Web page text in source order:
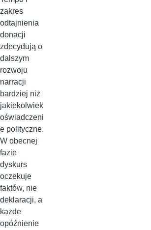
zakres
odtajnienia
donacji
zdecydują o
dalszym
rozwoju
narracji
bardziej niż
jakiekolwiek
oświadczeni
e polityczne.
W obecnej
fazie
dyskurs
oczekuje
faktów, nie
deklaracji, a
każde
opóźnienie